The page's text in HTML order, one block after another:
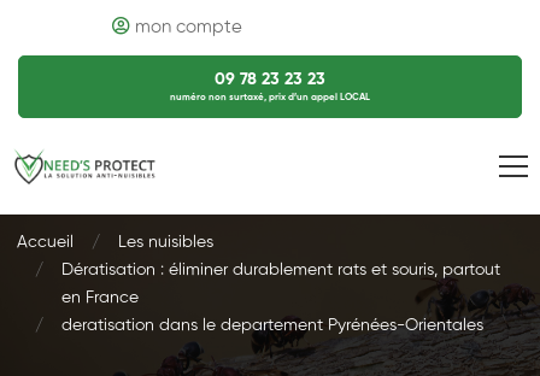
mon compte
09 78 23 23 23
numéro non surtaxé, prix d’un appel LOCAL
Accueil
Les nuisibles
Dératisation : éliminer durablement rats et souris, partout
en France
deratisation dans le departement Pyrénées-Orientales